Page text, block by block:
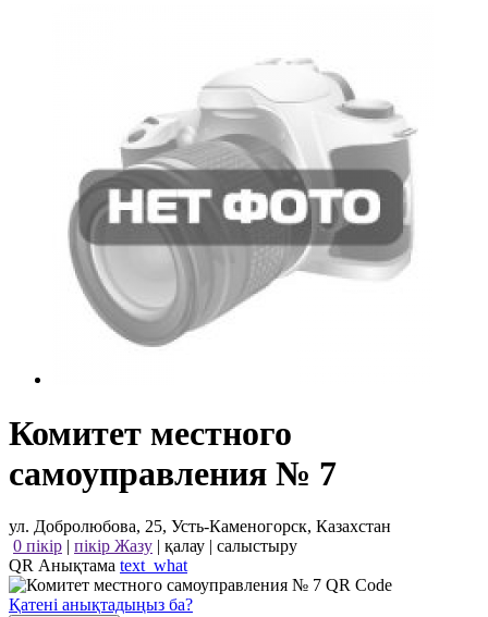
Комитет местного
самоуправления № 7
ул. Добролюбова, 25, Усть-Каменогорск, Казахстан
0 пікір | пікір Жазу | қалау | салыстыру
QR Анықтама text_what
Қатені анықтадыңыз ба?